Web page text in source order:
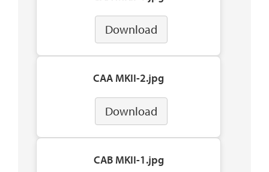
Download
CAA MKII-2.jpg
Download
CAB MKII-1.jpg